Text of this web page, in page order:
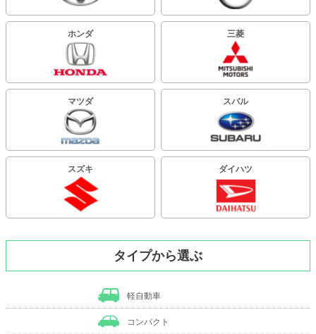
ホンダ 三菱
マツダ スバル
スズキ ダイハツ
タイプから選ぶ
軽自動車
コンパクト